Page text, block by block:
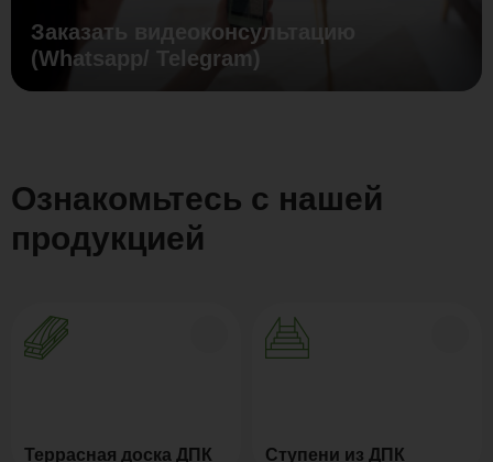
Заказать видеоконсультацию
(Whatsapp/ Telegram)
Ознакомьтесь с нашей
продукцией
Террасная доска ДПК Ступени из ДПК